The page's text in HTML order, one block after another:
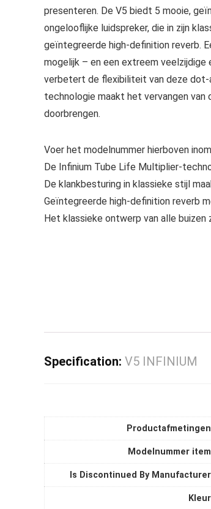
presenteren. De V5 biedt 5 mooie,
ongelooflijke luidspreker, die in zijn
geïntegreerde high-definition reverb.
mogelijk – en een extreem
verbetert de flexibiliteit van deze dot-
technologie maakt het vervangen van
doorbrengen.
Voer het modelnummer hierboven
De Infinium Tube Life Multiplier-
De klankbesturing in klassieke stijl
Geïntegreerde high-definition reverb
Het klassieke ontwerp van alle buizen
Specification: V5 INFINIUM
Productafmetingen
Modelnummer item
Is Discontinued By Manufacturer
Kleur